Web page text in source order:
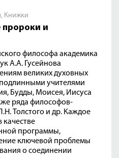
, Книжки
пророки и
философа академика
А.А. Гусейнова
великих духовных
учителями
Будды, Моисея, Иисуса
ряда философов-
Толстого и др. Каждое
качестве
программы,
ключевой проблемы
о соединении